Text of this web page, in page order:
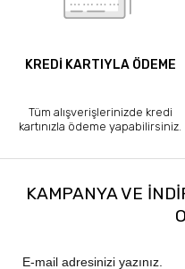
KREDİ KARTIYLA ÖDEME
Tüm alışverişlerinizde kredi
kartınızla ödeme yapabilirsiniz.
KAMPANYA VE